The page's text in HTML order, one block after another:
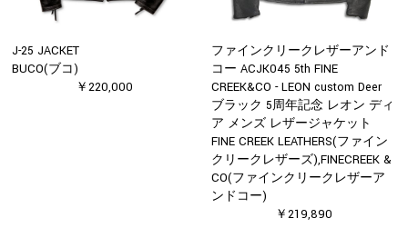
J-25 JACKET
BUCO(ブコ)
￥220,000
ファインクリークレザーアンド
コー ACJK045 5th FINE
CREEK&CO - LEON custom Deer
ブラック 5周年記念 レオン ディ
ア メンズ レザージャケット
FINE CREEK LEATHERS(ファイン
クリークレザーズ),FINECREEK &
CO(ファインクリークレザーア
ンドコー)
￥219,890